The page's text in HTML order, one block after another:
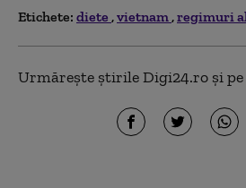
Etichete: diete vietnam regimuri
Urmărește știrile Digi24.ro și pe